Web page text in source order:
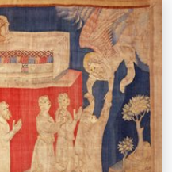
Wiese, Abstrakt mit viel Rot, Dunkles
Ölgemälde, Stehender Akt neben einem
Baum.